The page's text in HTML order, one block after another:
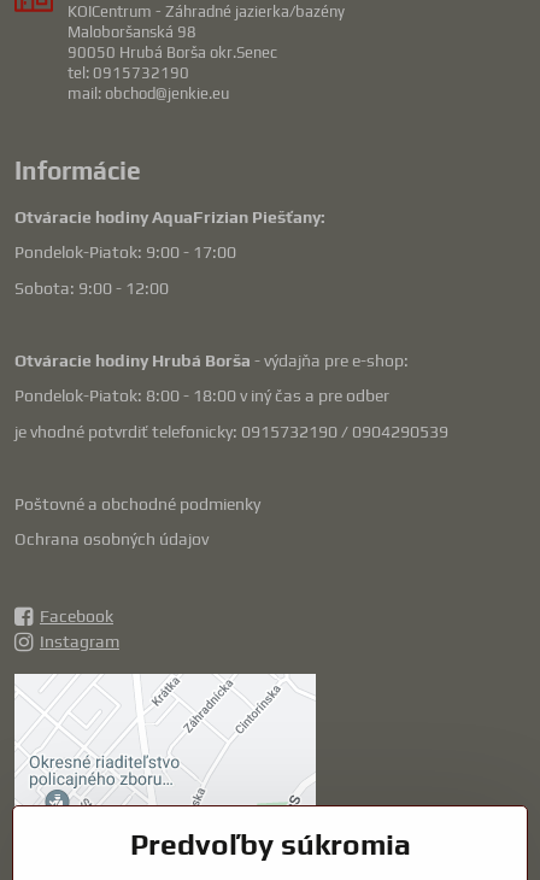
KOICentrum - Záhradné jazierka/bazény
Maloboršanská 98
90050 Hrubá Borša okr.Senec
tel: 0915732190
mail: obchod@jenkie.eu
Informácie
Otváracie hodiny AquaFrizian Piešťany:
Pondelok-Piatok: 9:00 - 17:00
Sobota: 9:00 - 12:00
Otváracie hodiny Hrubá Borša - výdajňa pre e-shop:
Pondelok-Piatok: 8:00 - 18:00 v iný čas a pre odber
je vhodné potvrdiť telefonicky: 0915732190 / 0904290539
Poštovné a obchodné podmienky
Ochrana osobných údajov
Facebook
Instagram
Externý obsah je
blokovaný Voľbami
súkromia
Prajete si načítať externý obsah?
Predvoľby súkromia